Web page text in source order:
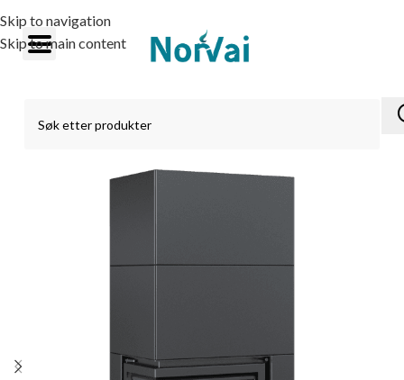
Skip to navigation
Skip to main content